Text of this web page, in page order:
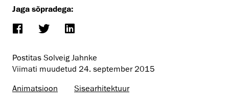
Jaga sõpradega:
Postitas Solveig Jahnke
Viimati muudetud 24. september 2015
Animatsioon
Sisearhitektuur